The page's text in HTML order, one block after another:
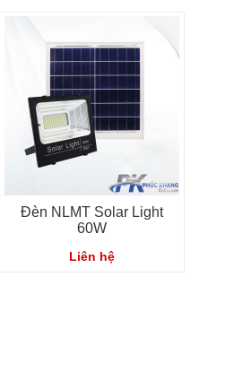
Đèn NLMT Solar Light
60W
Liên hệ